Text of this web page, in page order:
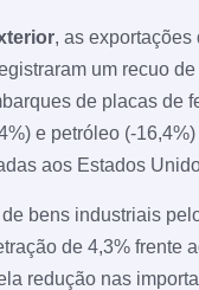
, as
um recuo
de placas de
e petróleo (-
aos Estados
bens industriais
de 4,3% frente
redução nas